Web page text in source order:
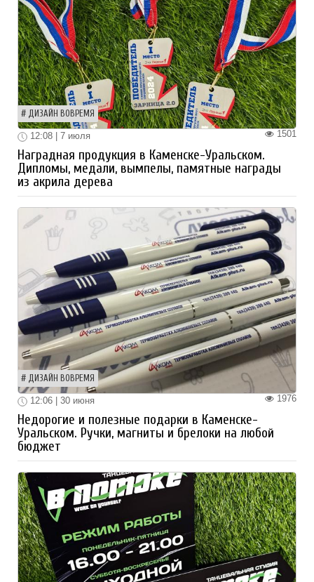
ДИЗАЙН ВОВРЕМЯ
1501
12:08 | 7 июля
Наградная продукция в Каменске-Уральском.
Дипломы, медали, вымпелы, памятные награды
из акрила дерева
ДИЗАЙН ВОВРЕМЯ
1976
12:06 | 30 июня
Недорогие и полезные подарки в Каменске-
Уральском. Ручки, магниты и брелоки на любой
бюджет